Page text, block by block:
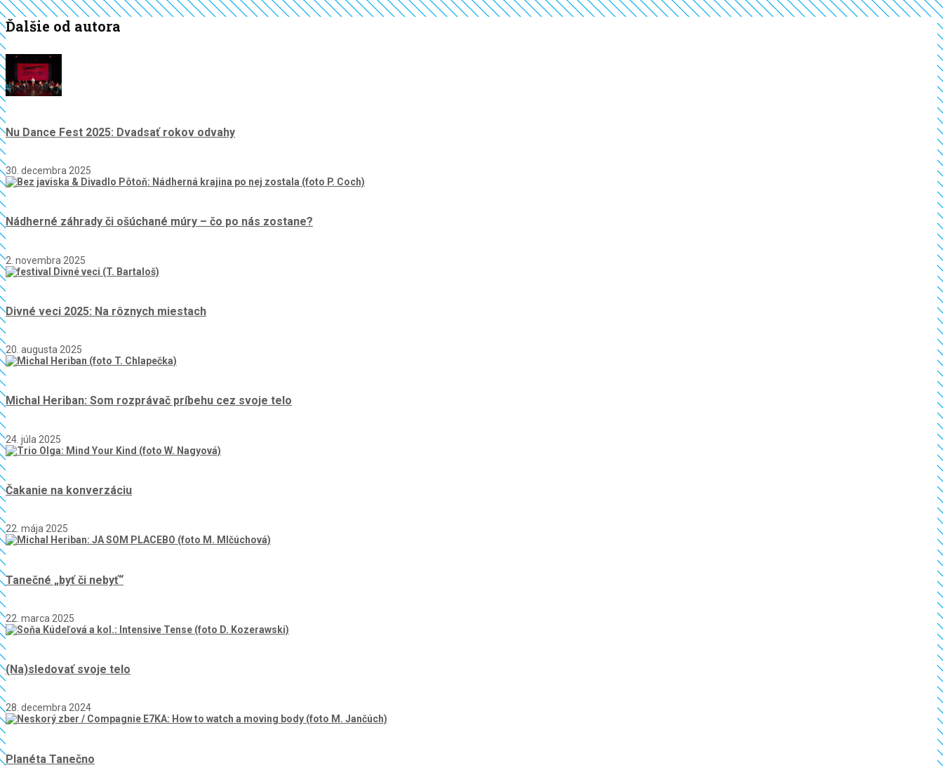
Ďalšie od autora
Nu Dance Fest 2025: Dvadsať rokov odvahy
30. decembra 2025
Nádherné záhrady či ošúchané múry – čo po nás zostane?
2. novembra 2025
Divné veci 2025: Na rôznych miestach
20. augusta 2025
Michal Heriban: Som rozprávač príbehu cez svoje telo
24. júla 2025
Čakanie na konverzáciu
22. mája 2025
Tanečné „byť či nebyť“
22. marca 2025
(Na)sledovať svoje telo
28. decembra 2024
Planéta Tanečno